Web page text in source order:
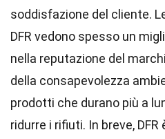
soddisfazione del cliente.
DFR vedono spesso un
nella reputazione del
della consapevolezza
prodotti che durano più a
ridurre i rifiuti. In breve,